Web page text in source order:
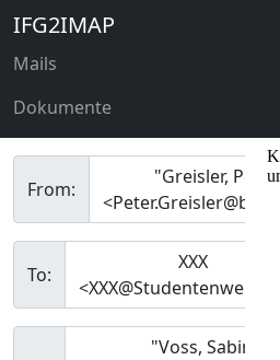
IFG2IMAP
Mails
Dokumente
From:
"Greisler,
To:
XXX
"Voss, Sabine /